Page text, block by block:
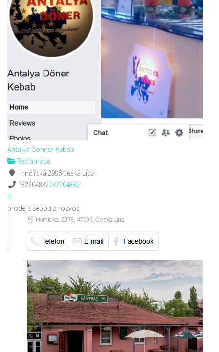
Antalya Donner Kebab
Restaurace
Hrnčířská 2985 Česká Lípa
732204832732204832
prodej s sebou a rozvoz